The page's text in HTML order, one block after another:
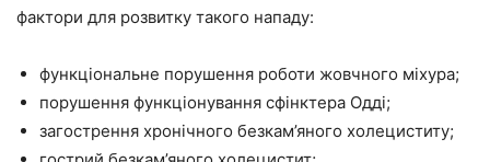
фактори для розвитку такого нападу:
функціональне порушення роботи жовчного міхура;
порушення функціонування сфінктера Одді;
загострення хронічного безкам’яного холециститу;